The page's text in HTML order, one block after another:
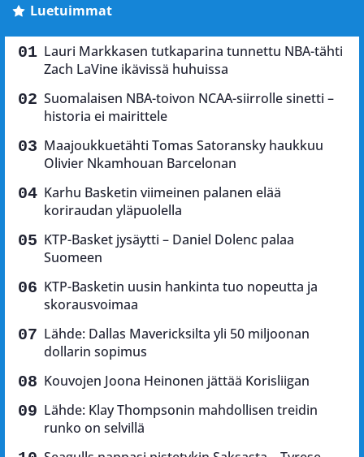
Luetuimmat
Lauri Markkasen tutkaparina tunnettu NBA-tähti
Zach LaVine ikävissä huhuissa
Suomalaisen NBA-toivon NCAA-siirrolle sinetti –
historia ei mairittele
Maajoukkuetähti Tomas Satoransky haukkuu
Olivier Nkamhouan Barcelonan
Karhu Basketin viimeinen palanen elää
koriraudan yläpuolella
KTP-Basket jysäytti – Daniel Dolenc palaa
Suomeen
KTP-Basketin uusin hankinta tuo nopeutta ja
skorausvoimaa
Lähde: Dallas Mavericksilta yli 50 miljoonan
dollarin sopimus
Kouvojen Joona Heinonen jättää Korisliigan
Lähde: Klay Thompsonin mahdollisen treidin
runko on selvillä